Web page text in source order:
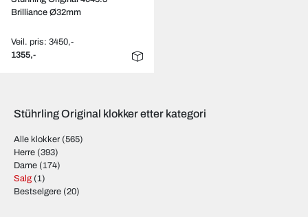
Brilliance Ø32mm
Veil. pris: 3450,-
1355,-
Stührling Original klokker etter kategori
Alle klokker (565)
Herre (393)
Dame (174)
Salg (1)
Bestselgere (20)